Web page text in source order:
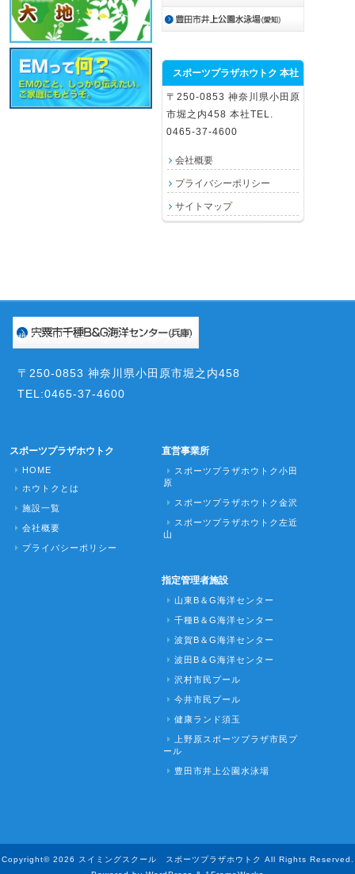
スポーツプラザホウトク 本社
〒250-0853 神奈川県小田原
市堀之内458 本社TEL.
0465-37-4600
会社概要
プライバシーポリシー
サイトマップ
株式会社スポーツプラザホウトク
〒250-0853 神奈川県小田原市堀之内458
TEL:0465-37-4600
スポーツプラザホウトク
HOME
ホウトクとは
施設一覧
会社概要
プライバシーポリシー
直営事業所
スポーツプラザホウトク小田
原
スポーツプラザホウトク金沢
スポーツプラザホウトク左近
山
指定管理者施設
山東B＆G海洋センター
千種B＆G海洋センター
波賀B＆G海洋センター
波田B＆G海洋センター
沢村市民プール
今井市民プール
健康ランド須玉
上野原スポーツプラザ市民プ
ール
豊田市井上公園水泳場
Copyright© 2026 スイミングスクール スポーツプラザホウトク All Rights Reserved.